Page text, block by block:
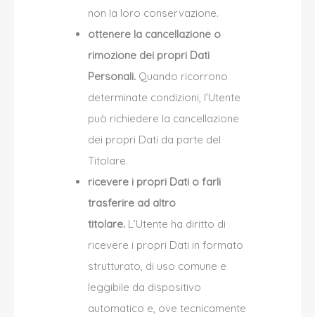
non la loro conservazione.
ottenere la cancellazione o
rimozione dei propri Dati
Personali. Quando ricorrono
determinate condizioni, l’Utente
può richiedere la cancellazione
dei propri Dati da parte del
Titolare.
ricevere i propri Dati o farli
trasferire ad altro
titolare. L’Utente ha diritto di
ricevere i propri Dati in formato
strutturato, di uso comune e
leggibile da dispositivo
automatico e, ove tecnicamente